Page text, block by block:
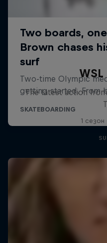
The latest action
1 сезон